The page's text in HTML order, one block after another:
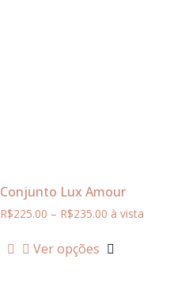
Conjunto Lux Amour
R$225.00 – R$235.00 à vista
Ver opções